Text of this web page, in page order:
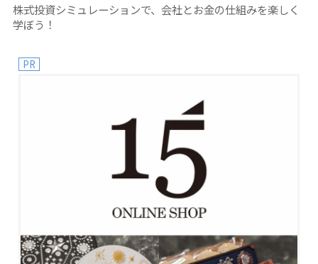
株式投資シミュレーションで、会社とお金の仕組みを楽しく
学ぼう！
PR